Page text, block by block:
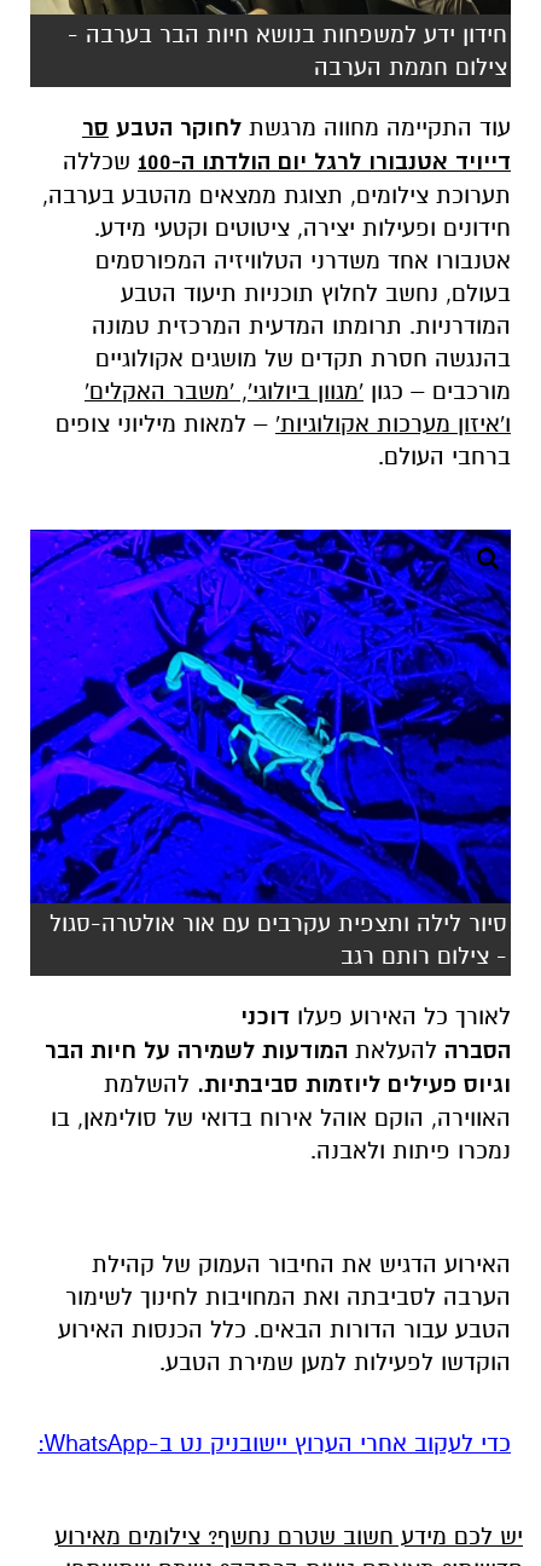
חידון ידע למשפחות בנושא חיות הבר בערבה -
צילום חממת הערבה
עוד התקיימה מחווה מרגשת לחוקר הטבע סר
דייויד אטנבורו לרגל יום הולדתו ה-100
שכללה
תערוכת צילומים, תצוגת ממצאים מהטבע בערבה,
חידונים ופעילות יצירה, ציטוטים וקטעי מידע.
אטנבורו אחד משדרני הטלוויזיה המפורסמים
בעולם, נחשב לחלוץ תוכניות תיעוד הטבע
המודרניות. תרומתו המדעית המרכזית טמונה
בהנגשה חסרת תקדים של מושגים אקולוגיים
מורכבים – כגון 'מגוון ביולוגי', 'משבר האקלים'
ו'איזון מערכות אקולוגיות' – למאות מיליוני צופים
ברחבי העולם.
סיור לילה ותצפית עקרבים עם אור אולטרה-סגול
- צילום רותם רגב
לאורך כל האירוע פעלו דוכני
הסברה להעלאת המודעות לשמירה על חיות הבר
וגיוס פעילים ליוזמות סביבתיות. להשלמת
האווירה, הוקם אוהל אירוח בדואי של סולימאן, בו
נמכרו פיתות ולאבנה.
האירוע הדגיש את החיבור העמוק של קהילת
הערבה לסביבתה ואת המחויבות לחינוך לשימור
הטבע עבור הדורות הבאים. כלל הכנסות האירוע
הוקדשו לפעילות למען שמירת הטבע.
‏כדי לעקוב אחרי הערוץ יישובניק נט ב-WhatsApp:‏‏‏
יש לכם מידע חשוב שטרם נחשף? צילומים מאירוע